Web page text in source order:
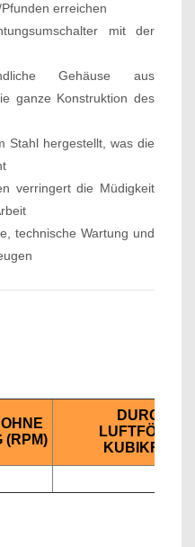
erreichen
mit der
Gehäuse aus
ganze Konstruktion des
Stahl hergestellt, was die
verringert die Müdigkeit
technische Wartung und
(RPM)